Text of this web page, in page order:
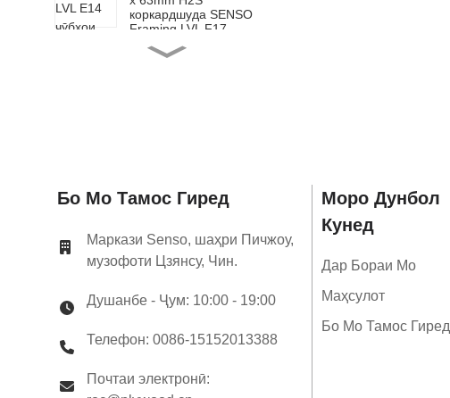
коркардшуда SENSO
Framing LVL F17
Сохтори LVL E14 чӯбҳои
муҳандисии чӯби LVL 200
Сохтори LVL E14 чӯбҳои
муҳандисии чӯбии LVL
коркардшуда SENSO
Framing LVL F17
Сохтори LVL E14 чӯбҳои
x 65mm H2S
коркардшуда SENSO
Бо Мо Тамос Гиред
Маркази Senso, шаҳри Пичжоу,
музофоти Цзянсу, Чин.
Душанбе - Ҷум: 10:00 - 19:00
Телефон: 0086-15152013388
Почтаи электронӣ:
Моро Дунбол
Кунед
Дар Бораи Мо
Маҳсулот
Бо Мо Тамос Гиред